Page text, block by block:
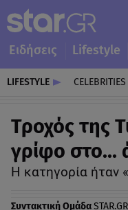
Ειδήσεις Lifestyle
LIFESTYLE CELEBRITIES
Τροχός της
γρίφο στο...
Η κατηγορία ήταν
Συντακτική ΟμάδαSTAR.GR